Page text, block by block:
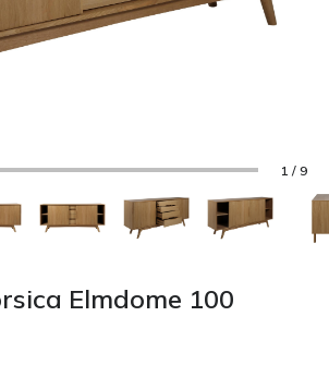
4.8
1 / 9
Elmdome 100